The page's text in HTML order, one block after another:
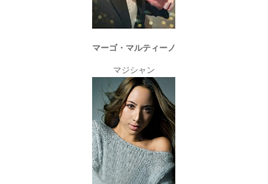
マーゴ・マルティーノ
マジシャン